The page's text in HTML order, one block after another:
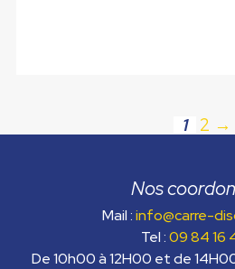
1 2 →
Nos
Mail :info@carre-
Tel :09 84 16
De 10h00 à 12H00 et de